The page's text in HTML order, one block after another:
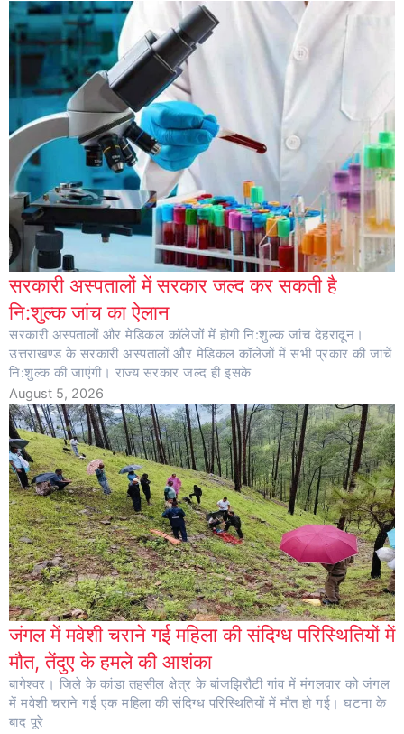
सरकारी अस्पतालों में सरकार जल्द कर सकती है
नि:शुल्क जांच का ऐलान
सरकारी अस्पतालों और मेडिकल कॉलेजों में होगी नि:शुल्क जांच देहरादून।
उत्तराखण्ड के सरकारी अस्पतालों और मेडिकल कॉलेजों में सभी प्रकार की जांचें
नि:शुल्क की जाएंगी। राज्य सरकार जल्द ही इसके
August 5, 2026
जंगल में मवेशी चराने गई महिला की संदिग्ध परिस्थितियों में
मौत, तेंदुए के हमले की आशंका
बागेश्वर। जिले के कांडा तहसील क्षेत्र के बांजझिरौटी गांव में मंगलवार को जंगल
में मवेशी चराने गई एक महिला की संदिग्ध परिस्थितियों में मौत हो गई। घटना के
बाद पूरे